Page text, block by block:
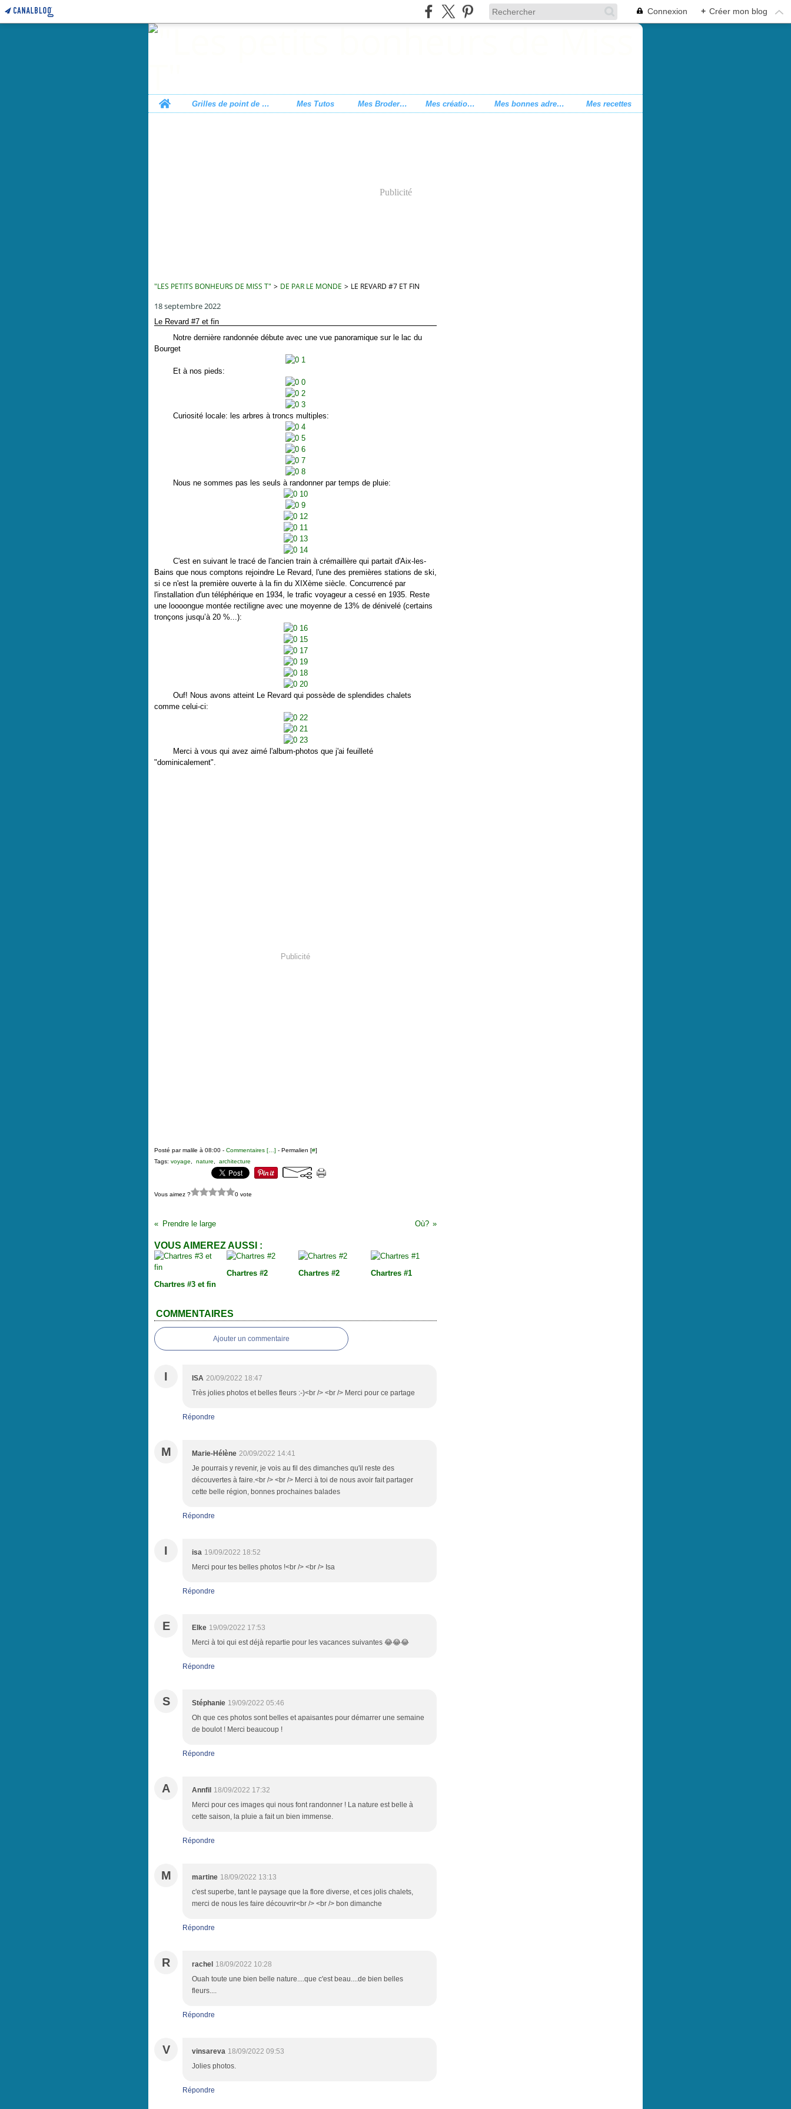
Connexion + Créer mon blog
Home
Grilles de point de croix Mes Tutos Mes Broderies Mes créations Mes bonnes adresses Mes recettes
Publicité
"LES PETITS BONHEURS DE MISS T" > DE PAR LE MONDE > LE REVARD #7 ET FIN
18 septembre 2022
Le Revard #7 et fin
Notre dernière randonnée débute avec une vue panoramique sur le lac du
Bourget
Et à nos pieds:
Curiosité locale: les arbres à troncs multiples:
Nous ne sommes pas les seuls à randonner par temps de pluie:
C'est en suivant le tracé de l'ancien train à crémaillère qui partait d'Aix-les-
Bains que nous comptons rejoindre Le Revard, l'une des premières stations de ski,
si ce n'est la première ouverte à la fin du XIXème siècle. Concurrencé par
l'installation d'un téléphérique en 1934, le trafic voyageur a cessé en 1935. Reste
une loooongue montée rectiligne avec une moyenne de 13% de dénivelé (certains
tronçons jusqu’à 20 %...):
Ouf! Nous avons atteint Le Revard qui possède de splendides chalets
comme celui-ci:
Merci à vous qui avez aimé l'album-photos que j'ai feuilleté
"dominicalement".
Publicité
Posté par malile à 08:00 - Commentaires [ ] - Permalien [#]
Tags: voyage nature architecture
Vous aimez ? 0 vote
Prendre le large Où?
VOUS AIMEREZ AUSSI :
Chartres #3 et fin
Chartres #2 Chartres #2 Chartres #1
COMMENTAIRES
Ajouter un commentaire
I ISA 20/09/2022 18:47
Très jolies photos et belles fleurs :-)<br /> <br /> Merci pour ce partage
Répondre
M Marie-Hélène 20/09/2022 14:41
Je pourrais y revenir, je vois au fil des dimanches qu'il reste des
découvertes à faire.<br /> <br /> Merci à toi de nous avoir fait partager
cette belle région, bonnes prochaines balades
Répondre
I isa 19/09/2022 18:52
Merci pour tes belles photos !<br /> <br /> Isa
Répondre
E Elke 19/09/2022 17:53
Merci à toi qui est déjà repartie pour les vacances suivantes 😂😂😂
Répondre
S Stéphanie 19/09/2022 05:46
Oh que ces photos sont belles et apaisantes pour démarrer une semaine
de boulot ! Merci beaucoup !
Répondre
A Annfil 18/09/2022 17:32
Merci pour ces images qui nous font randonner ! La nature est belle à
cette saison, la pluie a fait un bien immense.
Répondre
M martine 18/09/2022 13:13
c'est superbe, tant le paysage que la flore diverse, et ces jolis chalets,
merci de nous les faire découvrir<br /> <br /> bon dimanche
Répondre
R rachel 18/09/2022 10:28
Ouah toute une bien belle nature....que c'est beau....de bien belles
fleurs....
Répondre
V vinsareva 18/09/2022 09:53
Jolies photos.
Répondre